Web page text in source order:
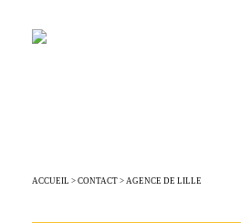
ACCUEIL > CONTACT > AGENCE DE LILLE